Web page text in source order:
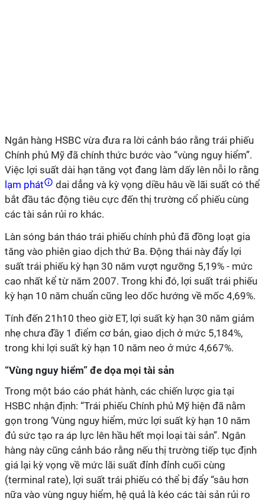
Ngân hàng HSBC vừa đưa ra lời cảnh báo rằng trái phiếu
Chính phủ Mỹ đã chính thức bước vào “vùng nguy hiểm”.
Việc lợi suất dài hạn tăng vọt đang làm dấy lên nỗi lo rằng
lạm phát
dai dẳng và kỳ vọng diều hâu về lãi suất có thể
bắt đầu tác động tiêu cực đến thị trường cổ phiếu cùng
các tài sản rủi ro khác.
Làn sóng bán tháo trái phiếu chính phủ đã đồng loạt gia
tăng vào phiên giao dịch thứ Ba. Động thái này đẩy lợi
suất trái phiếu kỳ hạn 30 năm vượt ngưỡng 5,19% - mức
cao nhất kể từ năm 2007. Trong khi đó, lợi suất trái phiếu
kỳ hạn 10 năm chuẩn cũng leo dốc hướng về mốc 4,69%.
Tính đến 21h10 theo giờ ET, lợi suất kỳ hạn 30 năm giảm
nhẹ chưa đầy 1 điểm cơ bản, giao dịch ở mức 5,184%,
trong khi lợi suất kỳ hạn 10 năm neo ở mức 4,667%.
“Vùng nguy hiểm” đe dọa mọi tài sản
Trong một báo cáo phát hành, các chiến lược gia tại
HSBC nhận định: “Trái phiếu Chính phủ Mỹ hiện đã nằm
gọn trong ‘Vùng nguy hiểm, mức lợi suất kỳ hạn 10 năm
đủ sức tạo ra áp lực lên hầu hết mọi loại tài sản”. Ngân
hàng này cũng cảnh báo rằng nếu thị trường tiếp tục định
giá lại kỳ vọng về mức lãi suất đỉnh đỉnh cuối cùng
(terminal rate), lợi suất trái phiếu có thể bị đẩy “sâu hơn
nữa vào vùng nguy hiểm, hệ quả là kéo các tài sản rủi ro